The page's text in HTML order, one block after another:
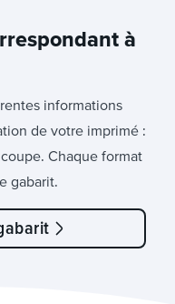
à
informations
de votre imprimé :
Chaque format
gabarit.